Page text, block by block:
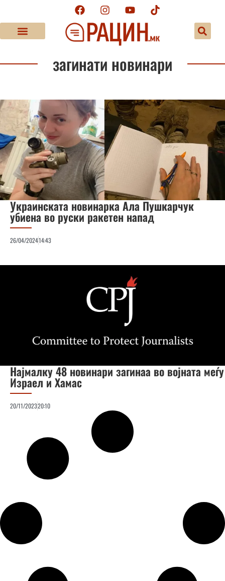
загинати новинари
Украинската новинарка Ала Пушкарчук
убиена во руски ракетен напад
26/04/202414:43
Најмалку 48 новинари загинаа во војната меѓу
Израел и Хамас
20/11/202320:10